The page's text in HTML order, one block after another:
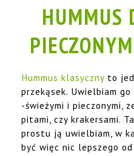
HUMMUS
Hummus klasyczny to
przekąsek. Uwielbiam
-świeżymi i pieczonymi,
pitami, czy krakersami.
prostu ją uwielbiam, w
być więc nic lepszego od